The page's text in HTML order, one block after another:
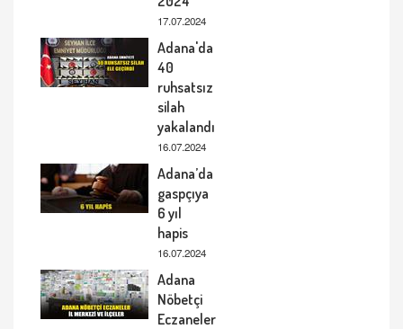
17.07.2024
Adana'da
40
ruhsatsız
silah
yakalandı
16.07.2024
Adana’da
gaspçıya
6 yıl
hapis
16.07.2024
Adana
Nöbetçi
Eczaneler